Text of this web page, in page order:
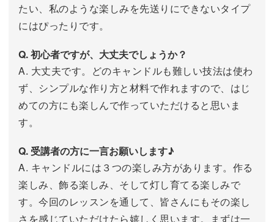
たい、私のような楽しみを先送りにできないタイプ
にはぴったりです。
Q. 初心者ですが、大丈夫でしょうか？
A. 大丈夫です。どのキャンドルも難しい技法は使わ
ず、シンプルな作り方と材料で作れますので、はじ
めての方にも楽しんで作っていただけると思いま
す。
Q. 受講者の方に一言お願いします♪
A. キャンドルには３つの楽しみ方があります。作る
楽しみ、飾る楽しみ、そして灯し育てる楽しみで
す。今回のレッスンを通して、皆さんにもその楽し
さを感じていただけたら嬉しく思います。まずは一